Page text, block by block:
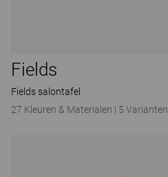
Fields
Fields salontafel
27 Kleuren & Materialen | 5 Varianten